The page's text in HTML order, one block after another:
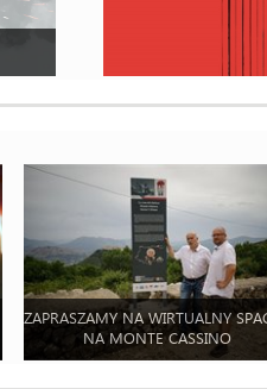
ZAPRASZAMY NA WIRTUALNY
NA MONTE CASSINO